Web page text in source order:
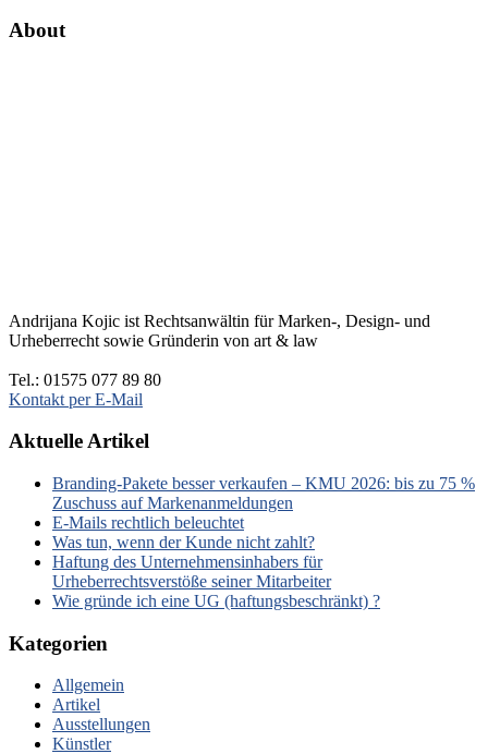
About
Andrijana Kojic ist Rechtsanwältin für Marken-, Design- und
Urheberrecht sowie Gründerin von art & law
Tel.: 01575 077 89 80
Kontakt per E-Mail
Aktuelle Artikel
Branding-Pakete besser verkaufen – KMU 2026: bis zu 75 %
Zuschuss auf Markenanmeldungen
E-Mails rechtlich beleuchtet
Was tun, wenn der Kunde nicht zahlt?
Haftung des Unternehmensinhabers für
Urheberrechtsverstöße seiner Mitarbeiter
Wie gründe ich eine UG (haftungsbeschränkt) ?
Kategorien
Allgemein
Artikel
Ausstellungen
Künstler